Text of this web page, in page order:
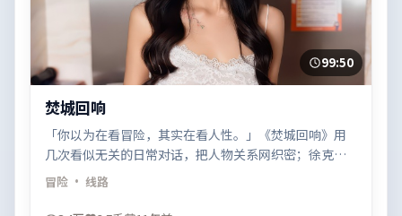
99:50
焚城回响
「你以为在看冒险，其实在看人性。」《焚城回响》用
几次看似无关的日常对话，把人物关系网织密；徐克的
调度很稳。
冒险 · 线路